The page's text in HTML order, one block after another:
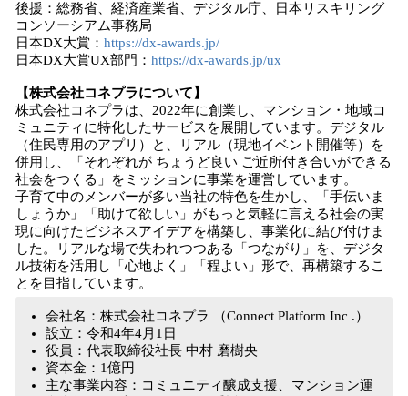
後援：総務省、経済産業省、デジタル庁、日本リスキリング
コンソーシアム事務局
日本DX大賞： https://dx-awards.jp/
日本DX大賞UX部門： https://dx-awards.jp/ux
【株式会社コネプラについて】
株式会社コネプラは、2022年に創業し、マンション・地域コ
ミュニティに特化したサービスを展開しています。デジタル
（住民専用のアプリ）と、リアル（現地イベント開催等）を
併用し、「それぞれが ちょうど良い ご近所付き合いができる
社会をつくる」をミッションに事業を運営しています。
子育て中のメンバーが多い当社の特色を生かし、「手伝いま
しょうか」「助けて欲しい」がもっと気軽に言える社会の実
現に向けたビジネスアイデアを構築し、事業化に結び付けま
した。リアルな場で失われつつある「つながり」を、デジタ
ル技術を活用し「心地よく」「程よい」形で、再構築するこ
とを目指しています。
会社名：株式会社コネプラ （Connect Platform Inc .）
設立：令和4年4月1日
役員：代表取締役社長 中村 磨樹央
資本金：1億円
主な事業内容：コミュニティ醸成支援、マンション運